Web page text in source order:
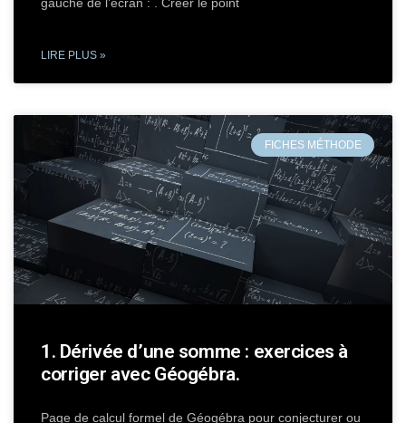
LIRE PLUS »
FICHES MÉTHODE
1. Dérivée d’une somme : exercices à
corriger avec Géogébra.
Page de calcul formel de Géogébra pour conjecturer ou